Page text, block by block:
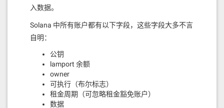
入数据。
Solana 中所有账户都有以下字段，这些字段大多不言
自明：
公钥
lamport 余额
owner
可执行（布尔标志）
租金周期（可忽略租金豁免账户）
数据